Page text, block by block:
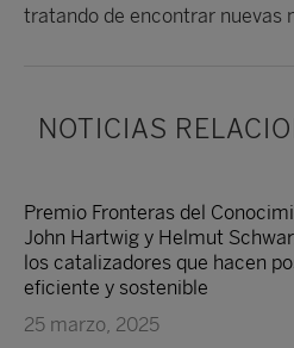
tratando de encontrar nuevas
NOTICIAS
Premio Fronteras del
John Hartwig y Helmut
los catalizadores que hacen
eficiente y sostenible
25 marzo, 2025